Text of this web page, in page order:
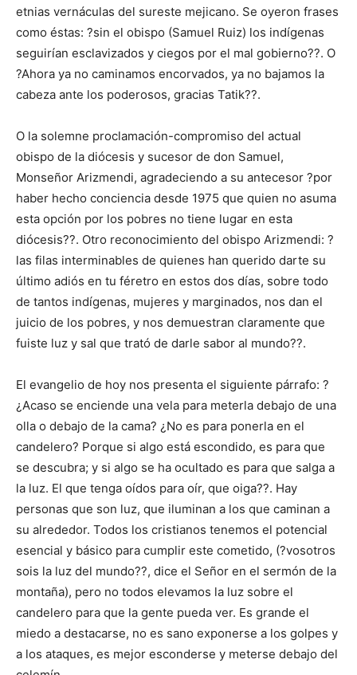
etnias vernáculas del sureste mejicano. Se oyeron frases
como éstas: ?sin el obispo (Samuel Ruiz) los indígenas
seguirían esclavizados y ciegos por el mal gobierno??. O
?Ahora ya no caminamos encorvados, ya no bajamos la
cabeza ante los poderosos, gracias Tatik??.
O la solemne proclamación-compromiso del actual
obispo de la diócesis y sucesor de don Samuel,
Monseñor Arizmendi, agradeciendo a su antecesor ?por
haber hecho conciencia desde 1975 que quien no asuma
esta opción por los pobres no tiene lugar en esta
diócesis??. Otro reconocimiento del obispo Arizmendi: ?
las filas interminables de quienes han querido darte su
último adiós en tu féretro en estos dos días, sobre todo
de tantos indígenas, mujeres y marginados, nos dan el
juicio de los pobres, y nos demuestran claramente que
fuiste luz y sal que trató de darle sabor al mundo??.
El evangelio de hoy nos presenta el siguiente párrafo: ?
¿Acaso se enciende una vela para meterla debajo de una
olla o debajo de la cama? ¿No es para ponerla en el
candelero? Porque si algo está escondido, es para que
se descubra; y si algo se ha ocultado es para que salga a
la luz. El que tenga oídos para oír, que oiga??. Hay
personas que son luz, que iluminan a los que caminan a
su alrededor. Todos los cristianos tenemos el potencial
esencial y básico para cumplir este cometido, (?vosotros
sois la luz del mundo??, dice el Señor en el sermón de la
montaña), pero no todos elevamos la luz sobre el
candelero para que la gente pueda ver. Es grande el
miedo a destacarse, no es sano exponerse a los golpes y
a los ataques, es mejor esconderse y meterse debajo del